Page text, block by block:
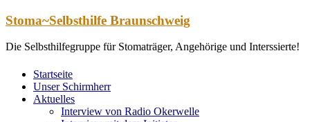
Zum
springen
Stoma~Selbsthilfe Braunschweig
Die Selbsthilfegruppe für Stomaträger, Angehörige und Interssierte!
Startseite
Unser Schirmherr
Aktuelles
Interview von Radio Okerwelle